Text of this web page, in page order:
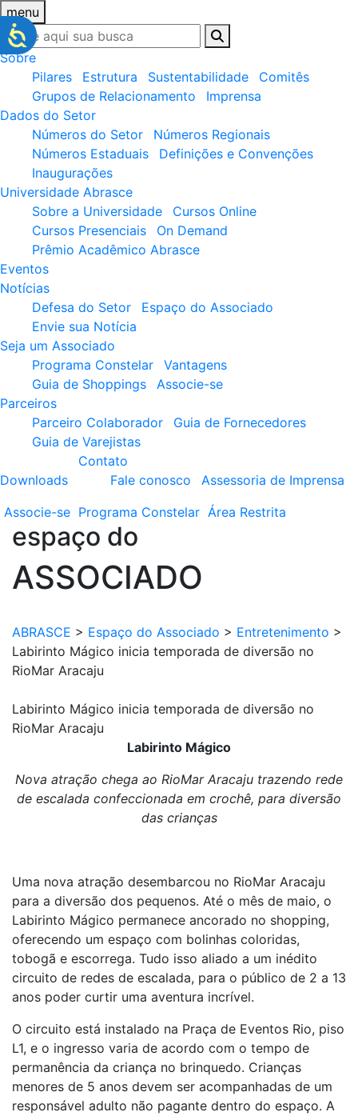
menu
Sobre
Pilares
Estrutura Sustentabilidade
Comitês
Grupos de Relacionamento
Imprensa
Dados do Setor
Números do Setor
Números Regionais
Números Estaduais
Definições e Convenções
Inaugurações
Universidade Abrasce
Sobre a Universidade
Cursos Online
Cursos Presenciais
On Demand
Prêmio Acadêmico Abrasce
Eventos
Notícias
Defesa do Setor
Espaço do Associado
Envie sua Notícia
Seja um Associado
Programa Constelar
Vantagens
Guia de Shoppings
Associe-se
Parceiros
Parceiro Colaborador
Guia de Fornecedores
Guia de Varejistas
Downloads
Contato
Fale conosco
Assessoria de Imprensa
Associe-se Programa Constelar Área Restrita
espaço do
ASSOCIADO
ABRASCE > Espaço do Associado > Entretenimento >
Labirinto Mágico inicia temporada de diversão no
RioMar Aracaju
Labirinto Mágico inicia temporada de diversão no
RioMar Aracaju
Labirinto Mágico
Nova atração chega ao RioMar Aracaju trazendo rede
de escalada confeccionada em crochê, para diversão
das crianças
Uma nova atração desembarcou no RioMar Aracaju
para a diversão dos pequenos. Até o mês de maio, o
Labirinto Mágico permanece ancorado no shopping,
oferecendo um espaço com bolinhas coloridas,
tobogã e escorrega. Tudo isso aliado a um inédito
circuito de redes de escalada, para o público de 2 a 13
anos poder curtir uma aventura incrível.
O circuito está instalado na Praça de Eventos Rio, piso
L1, e o ingresso varia de acordo com o tempo de
permanência da criança no brinquedo. Crianças
menores de 5 anos devem ser acompanhadas de um
responsável adulto não pagante dentro do espaço. A